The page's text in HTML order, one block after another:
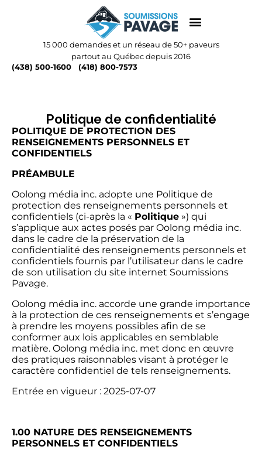
15 000 demandes et un réseau de 50+ paveurs
partout au Québec depuis 2016
(438) 500-1600
(418) 800-7573
Politique de confidentialité
POLITIQUE DE PROTECTION DES
RENSEIGNEMENTS PERSONNELS ET
CONFIDENTIELS
PRÉAMBULE
Oolong média inc. adopte une Politique de
protection des renseignements personnels et
confidentiels (ci-après la « Politique ») qui
s’applique aux actes posés par Oolong média inc.
dans le cadre de la préservation de la
confidentialité des renseignements personnels et
confidentiels fournis par l’utilisateur dans le cadre
de son utilisation du site internet Soumissions
Pavage.
Oolong média inc. accorde une grande importance
à la protection de ces renseignements et s’engage
à prendre les moyens possibles afin de se
conformer aux lois applicables en semblable
matière. Oolong média inc. met donc en œuvre
des pratiques raisonnables visant à protéger le
caractère confidentiel de tels renseignements.
Entrée en vigueur : 2025-07-07
1.00 NATURE DES RENSEIGNEMENTS
PERSONNELS ET CONFIDENTIELS